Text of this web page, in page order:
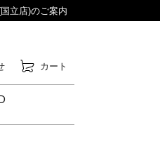
立店)のご案内
カート